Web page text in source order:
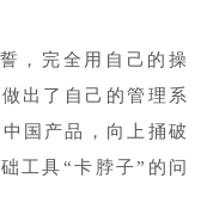
，完全用自己的操
出了自己的管理系
国产品，向上捅破
工具“卡脖子”的问